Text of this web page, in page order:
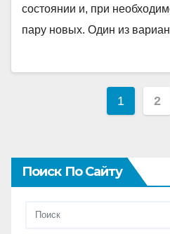
состоянии и, при
пару новых. Один из
1 2
Поиск По Сайту